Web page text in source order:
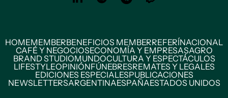
HOMEMEMBERBENEFICIOS MEMBERREFERÍNACIONAL
CAFÉ Y NEGOCIOSECONOMÍA Y EMPRESASAGRO
BRAND STUDIOMUNDOCULTURA Y ESPECTÁCULOS
LIFESTYLEOPINIÓNFÚNEBRESREMATES Y LEGALES
EDICIONES ESPECIALESPUBLICACIONES
NEWSLETTERSARGENTINAESPAÑAESTADOS UNIDOS